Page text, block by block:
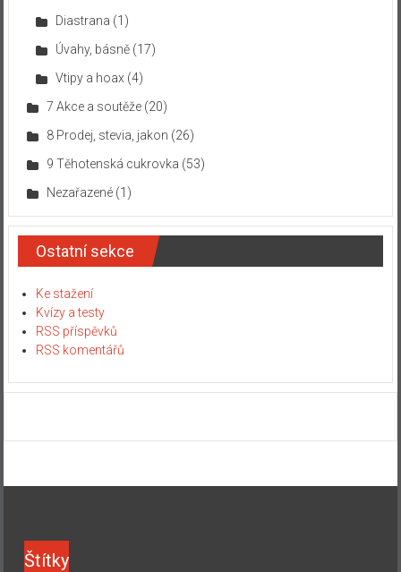
Diastrana (1)
Úvahy, básně(17)
Vtipy a hoax (4)
7 Akce a soutěže(20)
8 Prodej, stevia, jakon (26)
9 Těhotenská cukrovka (53)
Nezařazené(1)
Ostatní sekce
Ke stažení
Kvízy a testy
RSS příspěvků
RSS komentářů
Štítky